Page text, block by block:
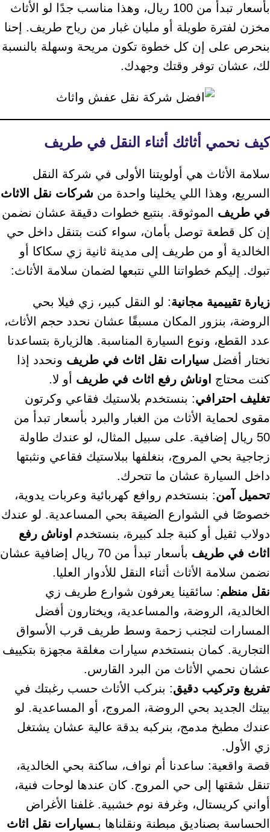
بأسعار تبدأ من 100 ريال، وهذا مناسب جدًا لو الأثاث
مخزن لفترة طويلة أو مليان غبار من رياح طريف. إحنا
بنحرص على إن كل خطوة تكون مريحة وسهلة بالنسبة
لك، عشان توفر وقتك وجهدك.
كيف نحمي أثاثك أثناء النقل في طريف
سلامة الأثاث هي أولويتنا الأولى في شركة النقل
السريع، وهذا اللي يخلينا واحدة من شركات نقل الاثاث
في طريف الموثوقة. بنتبع خطوات دقيقة عشان نضمن
إن كل قطعة توصل بأمان، سواء كنت بتنقل داخل حي
الخالدية أو من طريف إلى مدينة ثانية زي سكاكا أو
تبوك. إليكم خطواتنا اللي نتبعها لضمان سلامة الأثاث:
زيارة تقييمية مجانية: لو النقل كبير، زي فيلا بحي
الروضة، بنزور المكان مسبقًا عشان نحدد حجم الأثاث،
عدد القطع، ونوع السيارة المناسبة. هالزيارة بتساعدنا
نختار أفضل سيارات نقل اثاث في طريف ونحدد إذا
كنت محتاج
اوناش رفع اثاث في طريف أو لا.
تغليف احترافي: بنستخدم بلاستيك فقاعي وكرتون
مقوى لحماية الأثاث من الغبار والبرد بأسعار تبدأ من
50 ريال إضافية. على سبيل المثال، لو عندك طاولة
زجاجية بحي المروج، بنغلفها ببلاستيك فقاعي ونثبتها
داخل السيارة عشان ما تتحرك.
تحميل آمن: بنستخدم روافع كهربائية وعربات يدوية،
خصوصًا في الشوارع الضيقة بحي المساعدية. لو عندك
دولاب ثقيل أو كنبة جلد كبيرة، بنستخدم
اوناش رفع
اثاث في طريف
بأسعار تبدأ من 70 ريال إضافية عشان
نضمن سلامة الأثاث أثناء النقل للأدوار العليا.
نقل منظم: سائقينا يعرفون شوارع طريف زي
الخالدية، الروضة، والمساعدية، ويختارون أفضل
المسارات لتجنب زحمة وسط طريف قرب الأسواق
التجارية. كمان بنستخدم سيارات مغلقة مجهزة بتكييف
عشان نحمي الأثاث من البرد القارس.
تفريغ وتركيب دقيق: بنركب الأثاث حسب رغبتك في
بيتك الجديد بحي الروضة، المروج، أو المساعدية. لو
عندك مطبخ مدمج، بنركبه بدقة عالية عشان يشتغل
زي الأول.
قصة واقعية: ساعدنا أم نواف، ساكنة بحي الخالدية،
تنقل شقتها إلى حي المروج. كان عندها لوحات فنية،
أواني كريستال، وغرفة نوم خشبية. غلفنا الأغراض
الحساسة بصناديق مبطنة ونقلناها بـسيارات نقل اثاث